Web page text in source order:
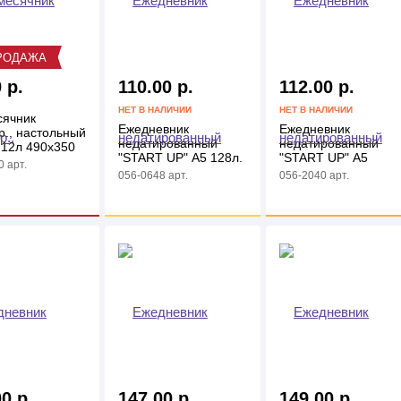
р.
настольный
490х350
арт.
110.00 р.
НЕТ В НАЛИЧИИ
Ежедневник
недатированный
"START UP" А5 128л.
глянц. кл.
056-0648 арт.
112.00 р.
НЕТ В НАЛИЧИИ
Ежедневник
недатированный
"START UP" А5
глянцевый клетка
056-2040 арт.